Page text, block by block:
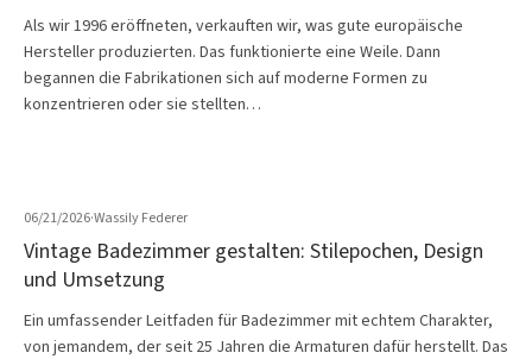
Als wir 1996 eröffneten, verkauften wir, was gute europäische
Hersteller produzierten. Das funktionierte eine Weile. Dann
begannen die Fabrikationen sich auf moderne Formen zu
konzentrieren oder sie stellten…
06/21/2026·Wassily Federer
Vintage Badezimmer gestalten: Stilepochen, Design
und Umsetzung
Ein umfassender Leitfaden für Badezimmer mit echtem Charakter,
von jemandem, der seit 25 Jahren die Armaturen dafür herstellt. Das